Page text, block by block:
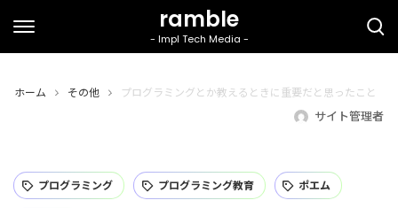
ホーム その他 プログラミングとか教えるときに重要だと思ったこと
サイト管理者
プログラミング プログラミング教育 ポエム